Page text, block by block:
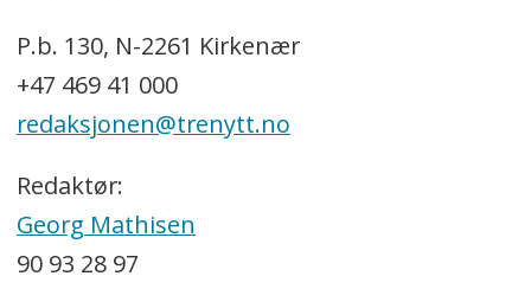
P.b. 130, N-2261 Kirkenær
+47 469 41 000
redaksjonen@trenytt.no
Redaktør:
Georg Mathisen
90 93 28 97